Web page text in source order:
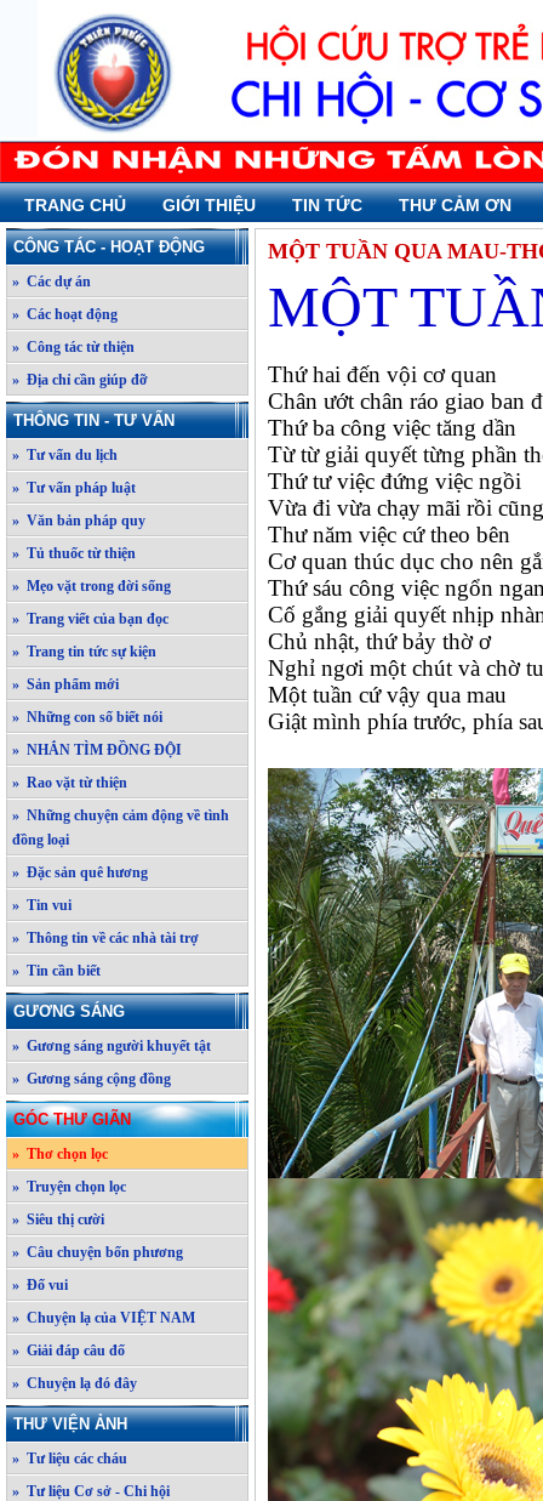
TRANG CHỦ GIỚI THIỆU TIN TỨC THƯ CẢM ƠN
CÔNG TÁC - HOẠT ĐỘNG
» Các dự án
» Các hoạt động
» Công tác từ thiện
» Địa chỉ cần giúp đỡ
THÔNG TIN - TƯ VẤN
» Tư vấn du lịch
» Tư vấn pháp luật
» Văn bản pháp quy
» Tủ thuốc từ thiện
» Mẹo vặt trong đời sống
» Trang viết của bạn đọc
» Trang tin tức sự kiện
» Sản phẩm mới
» Những con số biết nói
» NHẮN TÌM ĐỒNG ĐỘI
» Rao vặt từ thiện
» Những chuyện cảm động về tình
đồng loại
» Đặc sản quê hương
» Tin vui
» Thông tin về các nhà tài trợ
» Tin cần biết
GƯƠNG SÁNG
» Gương sáng người khuyết tật
» Gương sáng cộng đồng
GÓC THƯ GIÃN
» Thơ chọn lọc
» Truyện chọn lọc
» Siêu thị cười
» Câu chuyện bốn phương
» Đố vui
» Chuyện lạ của VIỆT NAM
» Giải đáp câu đố
» Chuyện lạ đó đây
THƯ VIỆN ẢNH
» Tư liệu các cháu
» Tư liệu Cơ sở - Chi hội
MỘT TUẦN QUA MAU-
MỘT
Thứ hai đến vội cơ quan
Chân ướt chân ráo giao ban
Thứ ba công việc tăng dần
Từ từ giải quyết từng phần
Thứ tư việc đứng việc ngồi
Vừa đi vừa chạy mãi rồi
Thư năm việc cứ theo bên
Cơ quan thúc dục cho nên
Thứ sáu công việc ngổn
Cố gắng giải quyết nhịp
Chủ nhật, thứ bảy thờ ơ
Nghỉ ngơi một chút và chờ
Một tuần cứ vậy qua mau
Giật mình phía trước, phía